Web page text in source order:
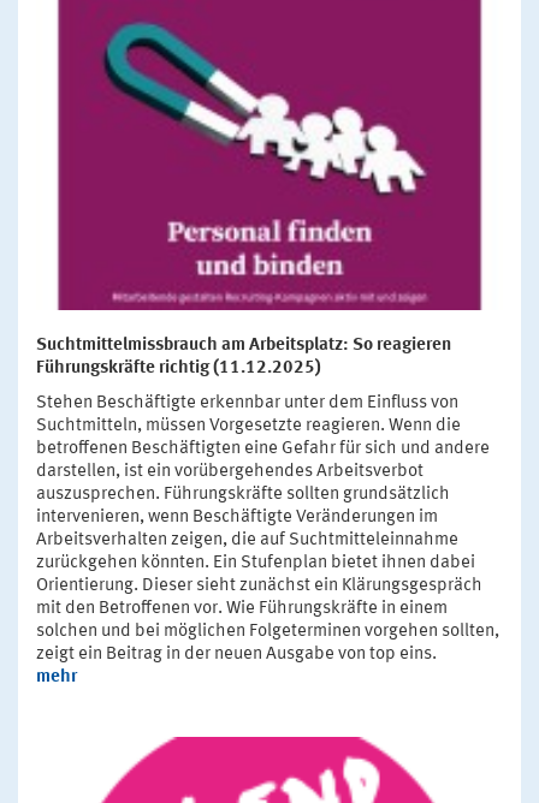
Suchtmittelmissbrauch am Arbeitsplatz: So reagieren
Führungskräfte richtig (11.12.2025)
Stehen Beschäftigte erkennbar unter dem Einfluss von
Suchtmitteln, müssen Vorgesetzte reagieren. Wenn die
betroffenen Beschäftigten eine Gefahr für sich und andere
darstellen, ist ein vorübergehendes Arbeitsverbot
auszusprechen. Führungskräfte sollten grundsätzlich
intervenieren, wenn Beschäftigte Veränderungen im
Arbeitsverhalten zeigen, die auf Suchtmitteleinnahme
zurückgehen könnten. Ein Stufenplan bietet ihnen dabei
Orientierung. Dieser sieht zunächst ein Klärungsgespräch
mit den Betroffenen vor. Wie Führungskräfte in einem
solchen und bei möglichen Folgeterminen vorgehen sollten,
zeigt ein Beitrag in der neuen Ausgabe von top eins.
mehr